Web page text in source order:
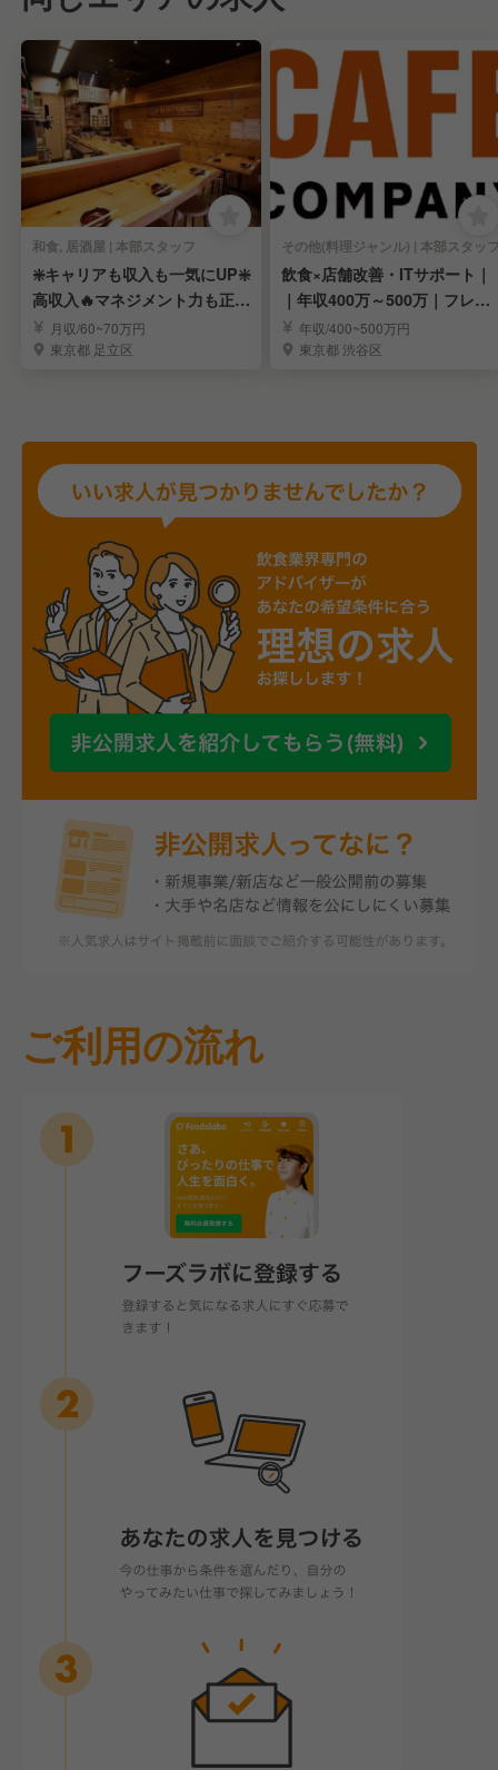
和食, 居酒屋 | 本部スタッフ
❇️キャリアも収入も一気にUP❇️
高収入🔥マネジメント力も正当
評価月収/60~70万円
東京都 足立区
その他(料理ジャンル) | 本部スタッ
飲食×店舗改善・ITサポート｜
｜年収400万～500万｜フレッ
クス制
年収/400~500万円
東京都 渋谷区
ご利用の流れ